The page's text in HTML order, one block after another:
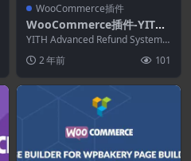
WooCommerce插件
WooCommerce插件-YITH
Advanced Refund System
for WooCommerce 1.25.0
YITH Advanced Refund System f
2 年前 101